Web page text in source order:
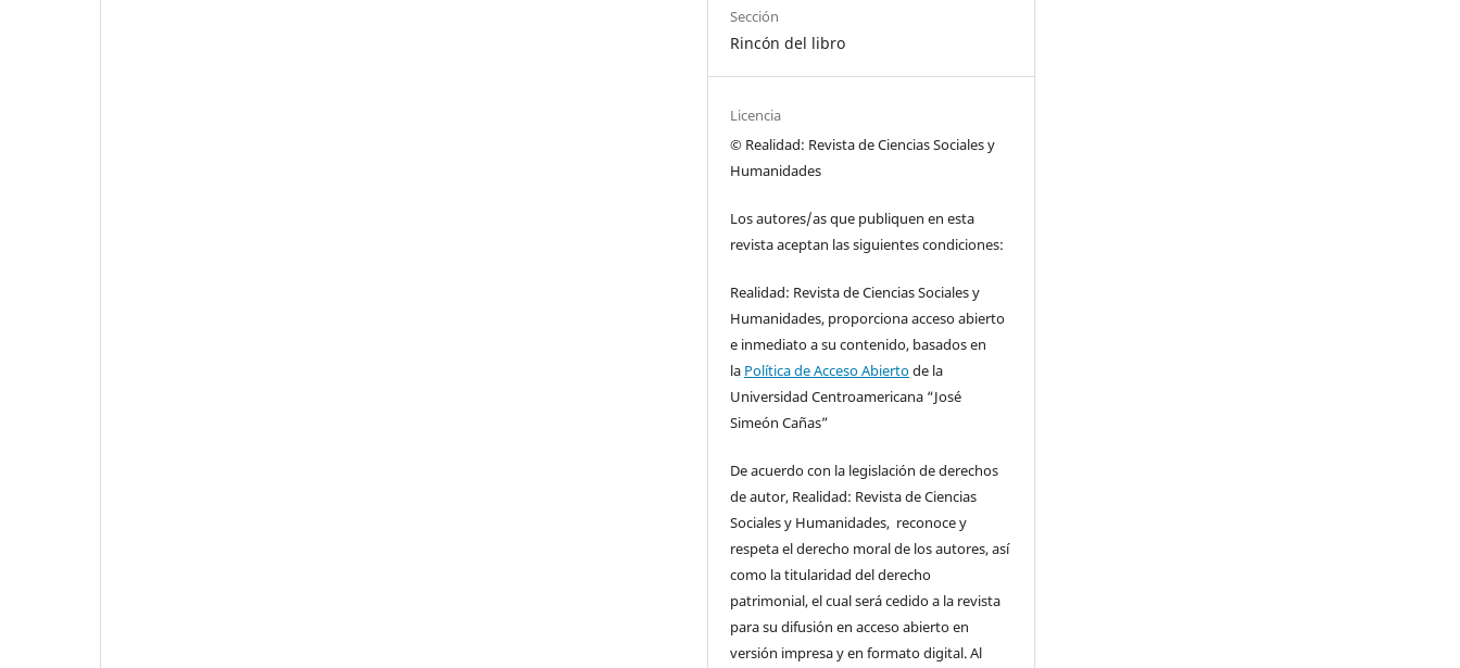
Sección
Rincón del libro
Licencia
© Realidad: Revista de Ciencias Sociales y
Humanidades
Los autores/as que publiquen en esta
revista aceptan las siguientes condiciones:
Realidad: Revista de Ciencias Sociales y
Humanidades, proporciona acceso abierto
e inmediato a su contenido, basados en
la Política de Acceso Abiertode la
Universidad Centroamericana “José
Simeón Cañas”
De acuerdo con la legislación de derechos
de autor, Realidad: Revista de Ciencias
Sociales y Humanidades, reconoce y
respeta el derecho moral de los autores, así
como la titularidad del derecho
patrimonial, el cual será cedido a la revista
para su difusión en acceso abierto en
versión impresa y en formato digital. Al